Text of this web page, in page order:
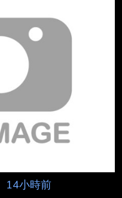
比魯斯（Babe
荒謬陰謀論時，不但
吻回應「也許」、
美國知名體育名嘴
），痛批他的言論是
斯壯日前登上卡瓦拉
的P
14小時前